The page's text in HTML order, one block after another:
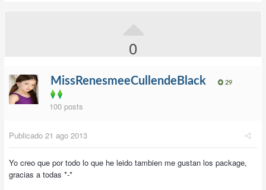
0
MissRenesmeeCullendeBlack 29
100 posts
Publicado 21 ago 2013
Yo creo que por todo lo que he leido tambien me gustan los package,
gracias a todas *-*